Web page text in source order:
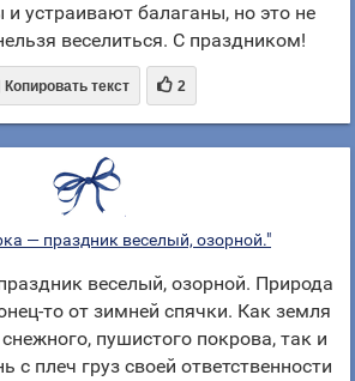
и устраивают балаганы, но это не
веселиться. С праздником!
Копировать текст  2
— праздник веселый, озорной."
веселый, озорной. Природа
то от зимней спячки. Как земля
пушистого покрова, так и
с плеч груз своей ответственности